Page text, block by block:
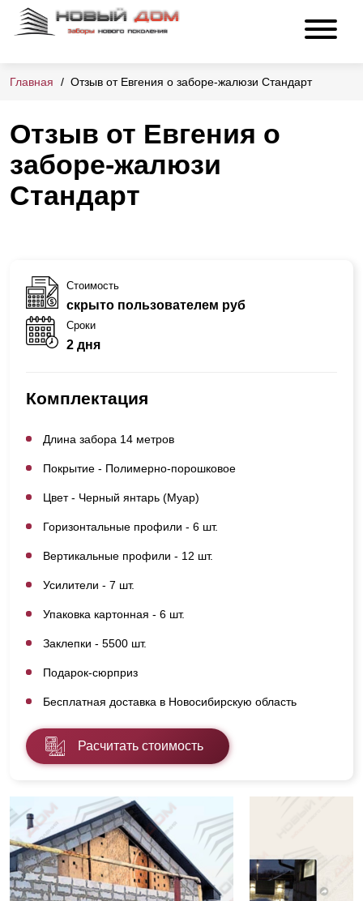
Главная Отзыв от Евгения о заборе-жалюзи Стандарт
Отзыв от Евгения о
заборе-жалюзи
Стандарт
Стоимость
скрыто пользователем руб
Сроки
2 дня
Комплектация
Длина забора 14 метров
Покрытие - Полимерно-порошковое
Цвет - Черный янтарь (Муар)
Горизонтальные профили - 6 шт.
Вертикальные профили - 12 шт.
Усилители - 7 шт.
Упаковка картонная - 6 шт.
Заклепки - 5500 шт.
Подарок-сюрприз
Бесплатная доставка в Новосибирскую область
Расчитать стоимость